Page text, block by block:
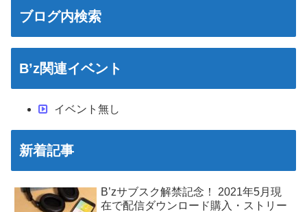
ブログ内検索
B’z関連イベント
イベント無し
新着記事
B’zサブスク解禁記念！ 2021年5月現
在で配信ダウンロード購入・ストリー